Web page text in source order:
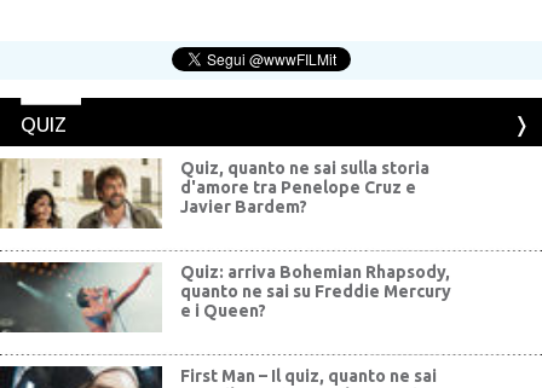
QUIZ
Quiz, quanto ne sai sulla storia
d'amore tra Penelope Cruz e
Javier Bardem?
Quiz: arriva Bohemian Rhapsody,
quanto ne sai su Freddie Mercury
e i Queen?
First Man – Il quiz, quanto ne sai